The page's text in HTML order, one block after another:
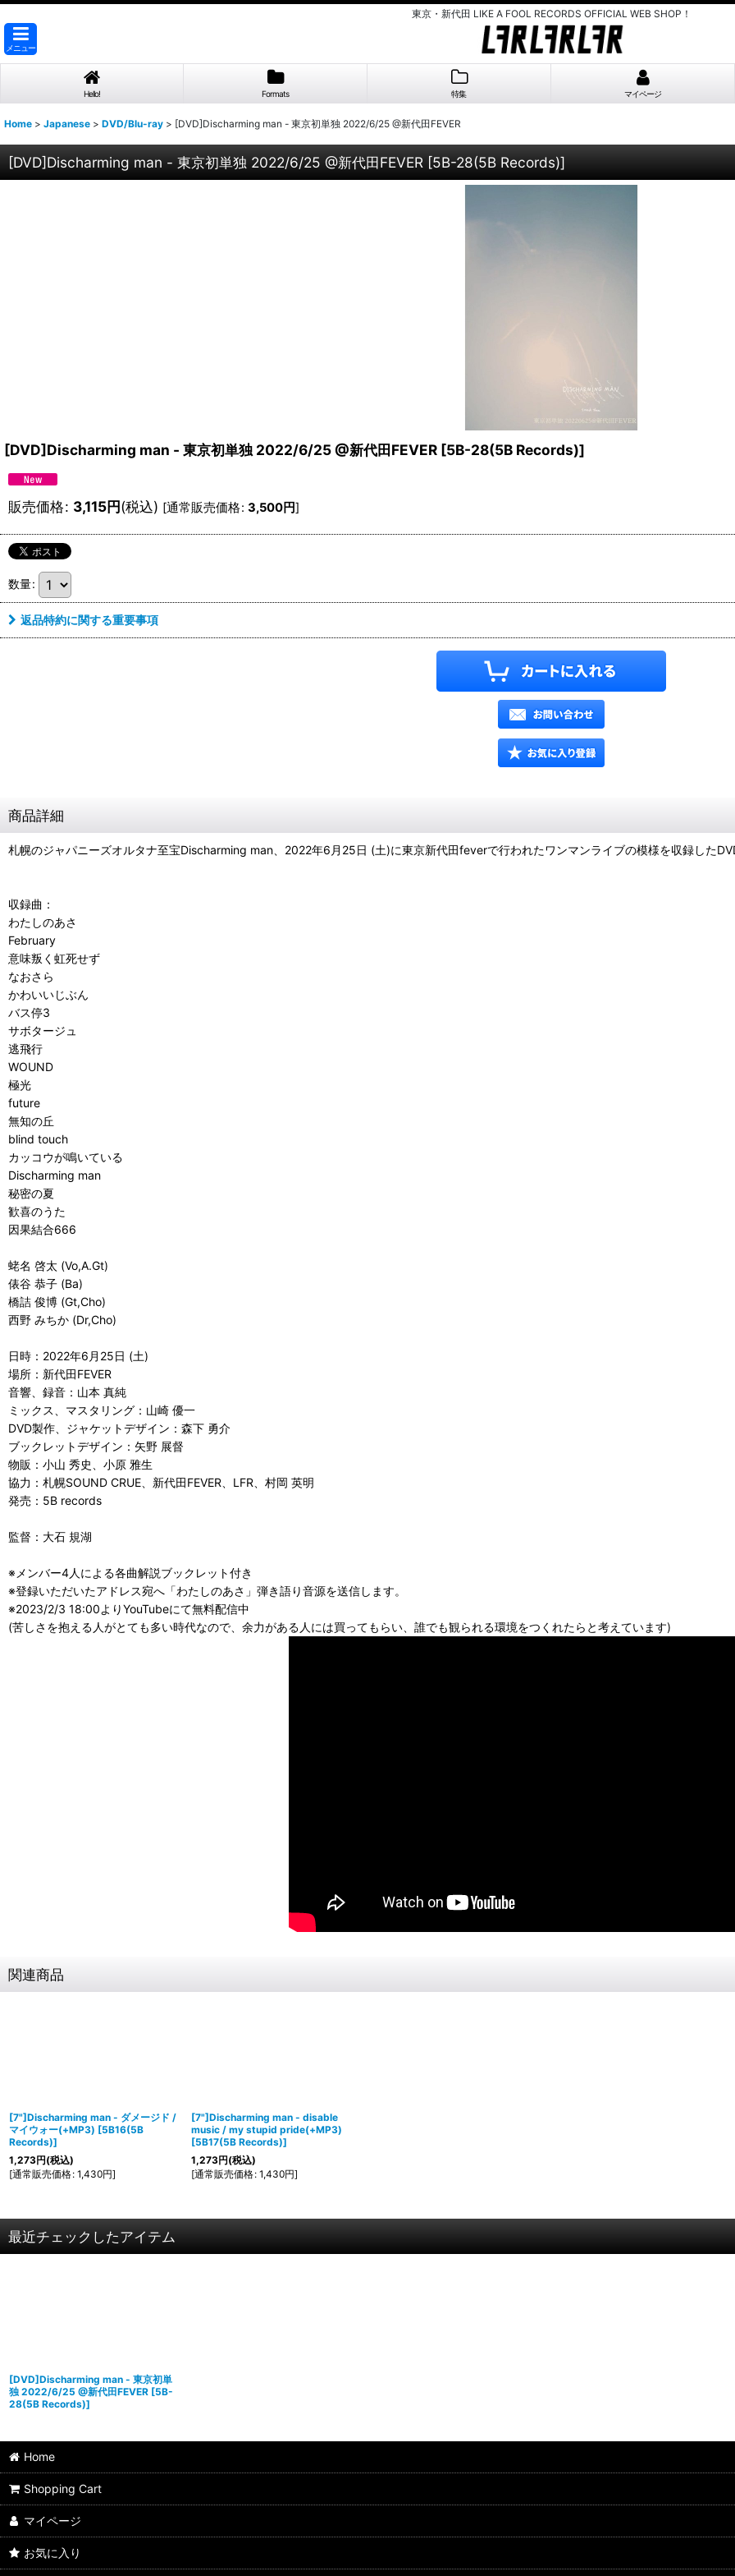
東京・新代田 LIKE A FOOL RECORDS OFFICIAL WEB SHOP！
メニュー
Hello! Formats 特集 マイページ
Home > Japanese > DVD/Blu-ray > [DVD]Discharming man - 東京初単独 2022/6/25 @新代田FEVER
[DVD]Discharming man - 東京初単独 2022/6/25 @新代田FEVER [5B-28(5B Records)]
[DVD]Discharming man - 東京初単独 2022/6/25 @新代田FEVER [5B-28(5B Records)]
販売価格: 3,115円(税込) [通常販売価格: 3,500円]
数量:
返品特約に関する重要事項
商品詳細
札幌のジャパニーズオルタナ至宝Discharming man、2022年6月25日 (土)に東京新代田feverで行われたワンマンライブの模様を収録した
収録曲：
わたしのあさ
February
意味叛く虹死せず
なおさら
かわいいじぶん
バス停3
サボタージュ
逃飛行
WOUND
極光
future
無知の丘
blind touch
カッコウが鳴いている
Discharming man
秘密の夏
歓喜のうた
因果結合666
蛯名 啓太 (Vo,A.Gt)
俵谷 恭子 (Ba)
橋詰 俊博 (Gt,Cho)
西野 みちか (Dr,Cho)
日時：2022年6月25日 (土)
場所：新代田FEVER
音響、録音：山本 真純
ミックス、マスタリング：山崎 優一
DVD製作、ジャケットデザイン：森下 勇介
ブックレットデザイン：矢野 展督
物販：小山 秀史、小原 雅生
協力：札幌SOUND CRUE、新代田FEVER、LFR、村岡 英明
発売：5B records
監督：大石 規湖
※メンバー4人による各曲解説ブックレット付き
※登録いただいたアドレス宛へ「わたしのあさ」弾き語り音源を送信します。
※2023/2/3 18:00よりYouTubeにて無料配信中
(苦しさを抱える人がとても多い時代なので、余力がある人には買ってもらい、誰でも観られる環境をつくれたらと考えています)
関連商品
[7"]Discharming man - ダメージド /
マイウォー(+MP3) [5B16(5B
Records)]
1,273円(税込)
[通常販売価格: 1,430円]
[7"]Discharming man - disable
music / my stupid pride(+MP3)
[5B17(5B Records)]
1,273円(税込)
[通常販売価格: 1,430円]
最近チェックしたアイテム
[DVD]Discharming man - 東京初単
独 2022/6/25 @新代田FEVER [5B-
28(5B Records)]
Home
Shopping Cart
マイページ
お気に入り